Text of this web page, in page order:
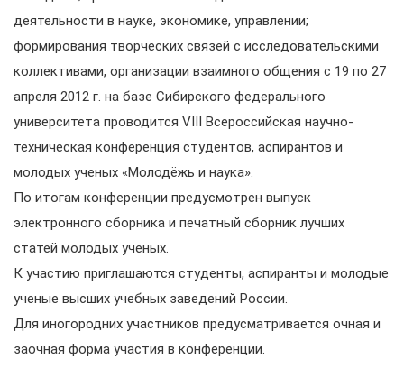
деятельности в науке, экономике, управлении;
формирования творческих связей с исследовательскими
коллективами, организации взаимного общения с 19 по 27
апреля 2012 г. на базе Сибирского федерального
университета проводится VIII Всероссийская научно-
техническая конференция студентов, аспирантов и
молодых ученых «Молодёжь и наука».
По итогам конференции предусмотрен выпуск
электронного сборника и печатный сборник лучших
статей молодых ученых.
К участию приглашаются студенты, аспиранты и молодые
ученые высших учебных заведений России.
Для иногородних участников предусматривается очная и
заочная форма участия в конференции.